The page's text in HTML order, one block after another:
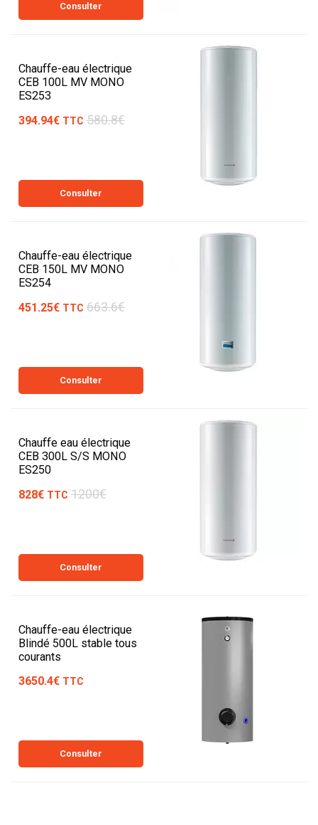
Consulter
Chauffe-eau électrique
CEB 100L MV MONO
ES253
394.94€ TTC 580.8€
Consulter
Chauffe-eau électrique
CEB 150L MV MONO
ES254
451.25€ TTC 663.6€
Consulter
Chauffe eau électrique
CEB 300L S/S MONO
ES250
828€ TTC 1200€
Consulter
Chauffe-eau électrique
Blindé 500L stable tous
courants
3650.4€ TTC
Consulter